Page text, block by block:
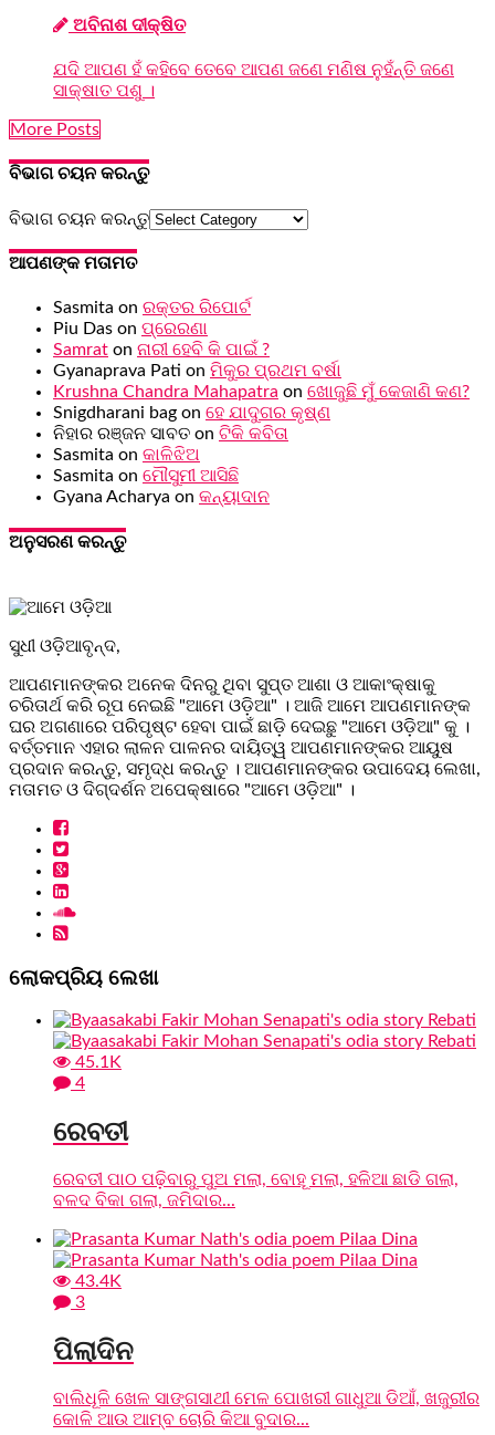
ଅବିନାଶ ଦୀକ୍ଷିତ
ଯଦି ଆପଣ ହଁ କହିବେ ତେବେ ଆପଣ ଜଣେ ମଣିଷ ନୁହଁନ୍ତି ଜଣେ
ସାକ୍ଷାତ ପଶୁ ।
More Posts
ବିଭାଗ ଚୟନ କରନ୍ତୁ
ବିଭାଗ ଚୟନ କରନ୍ତୁ
ଆପଣଙ୍କ ମତାମତ
Sasmita on ରକ୍ତର ରିପୋର୍ଟ
Piu Das on ପ୍ରେରଣା
Samrat on ନାରୀ ହେବି କି ପାଇଁ ?
Gyanaprava Pati on ମିକୁର ପ୍ରଥମ ବର୍ଷା
Krushna Chandra Mahapatra on ଖୋଜୁଛି ମୁଁ କେଜାଣି କଣ?
Snigdharani bag on ହେ ଯାଦୁଗର କୃଷ୍ଣ
ନିହାର ରଞ୍ଜନ ସାବତ on ଟିକି କବିତା
Sasmita on କାଳିଝିଅ
Sasmita on ମୌସୁମୀ ଆସିଛି
Gyana Acharya on କନ୍ୟାଦାନ
ଅନୁସରଣ କରନ୍ତୁ
ସୁଧୀ ଓଡ଼ିଆବୃନ୍ଦ,
ଆପଣମାନଙ୍କର ଅନେକ ଦିନରୁ ଥିବା ସୁପ୍ତ ଆଶା ଓ ଆକାଂକ୍ଷାକୁ
ଚରିତାର୍ଥ କରି ରୂପ ନେଇଛି "ଆମେ ଓଡ଼ିଆ" । ଆଜି ଆମେ ଆପଣମାନଙ୍କ
ଘର ଅଗଣାରେ ପରିପୃଷ୍ଟ ହେବା ପାଇଁ ଛାଡ଼ି ଦେଇଛୁ "ଆମେ ଓଡ଼ିଆ" କୁ ।
ବର୍ତ୍ତମାନ ଏହାର ଲାଳନ ପାଳନର ଦାୟିତ୍ୱ ଆପଣମାନଙ୍କର ଆୟୁଷ
ପ୍ରଦାନ କରନ୍ତୁ, ସମୃଦ୍ଧ କରନ୍ତୁ । ଆପଣମାନଙ୍କର ଉପାଦେୟ ଲେଖା,
ମତାମତ ଓ ଦିଗ୍ଦର୍ଶନ ଅପେକ୍ଷାରେ "ଆମେ ଓଡ଼ିଆ" ।
ଲୋକପ୍ରିୟ ଲେଖା
45.1K
4
ରେବତୀ
ରେବତୀ ପାଠ ପଢ଼ିବାରୁ ପୁଅ ମଲା, ବୋହୂ ମଲା, ହଳିଆ ଛାଡି ଗଲା,
ବଳଦ ବିକା ଗଲା, ଜମିଦାର...
43.4K
3
ପିଲାଦିନ
ବାଲିଧୂଳି ଖେଳ ସାଙ୍ଗସାଥୀ ମେଳ ପୋଖରୀ ଗାଧୁଆ ଡିଆଁ, ଖଜୁରୀର
କୋଳି ଆଉ ଆମ୍ବ ଚୋରି କିଆ ବୁଦାର...